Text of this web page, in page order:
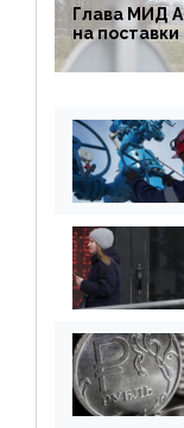
Глава МИД
на поставки